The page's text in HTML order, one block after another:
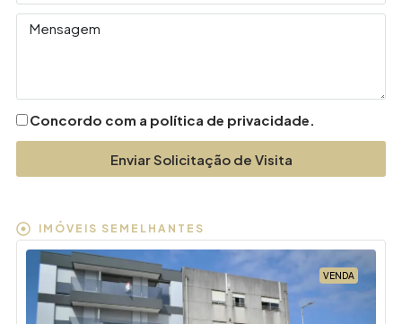
Concordo com a política de privacidade.
Enviar Solicitação de Visita
IMÓVEIS SEMELHANTES
VENDA